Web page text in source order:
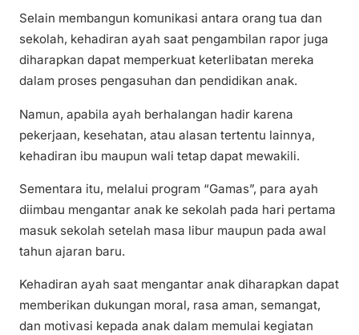
Selain membangun komunikasi antara orang tua dan
sekolah, kehadiran ayah saat pengambilan rapor juga
diharapkan dapat memperkuat keterlibatan mereka
dalam proses pengasuhan dan pendidikan anak.
Namun, apabila ayah berhalangan hadir karena
pekerjaan, kesehatan, atau alasan tertentu lainnya,
kehadiran ibu maupun wali tetap dapat mewakili.
Sementara itu, melalui program “Gamas”, para ayah
diimbau mengantar anak ke sekolah pada hari pertama
masuk sekolah setelah masa libur maupun pada awal
tahun ajaran baru.
Kehadiran ayah saat mengantar anak diharapkan dapat
memberikan dukungan moral, rasa aman, semangat,
dan motivasi kepada anak dalam memulai kegiatan